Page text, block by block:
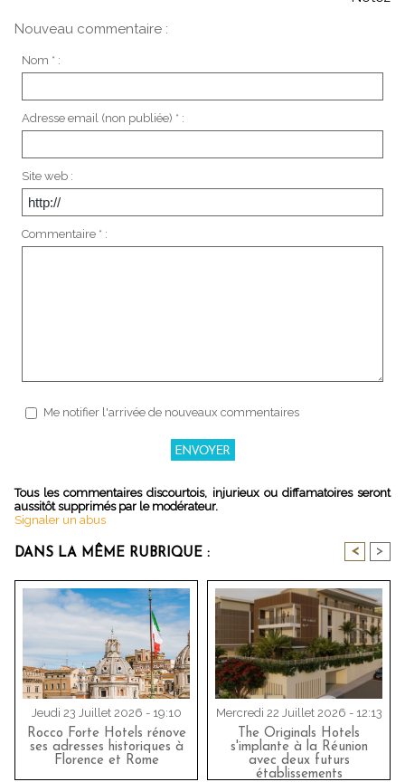
Nouveau commentaire :
Nom * :
Adresse email (non publiée) * :
Site web :
Commentaire * :
Me notifier l'arrivée de nouveaux commentaires
Tous les commentaires discourtois, injurieux ou diffamatoires seront
aussitôt supprimés par le modérateur.
Signaler un abus
DANS LA MÊME RUBRIQUE : < >
Jeudi 23 Juillet 2026 - 19:10
Rocco Forte Hotels rénove
ses adresses historiques à
Florence et Rome
Mercredi 22 Juillet 2026 - 12:13
The Originals Hotels
s'implante à la Réunion
avec deux futurs
établissements